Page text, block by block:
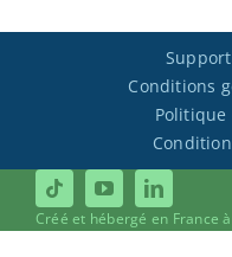
Support
Conditions
Créé et hébergé en France